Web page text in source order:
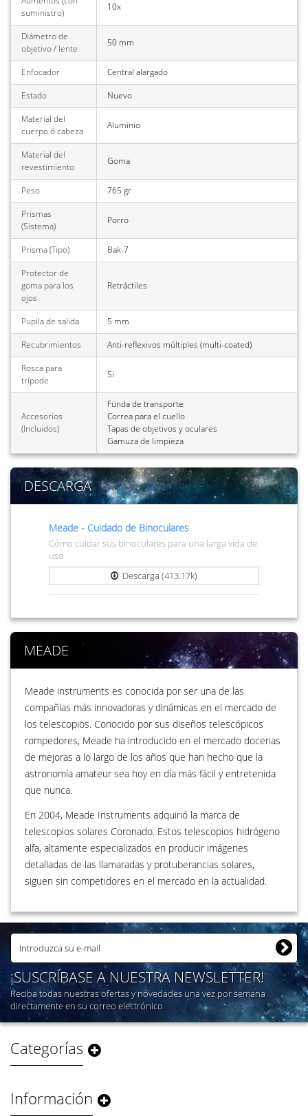
suministro)
10x
Diámetro de
objetivo / lente
50 mm
Enfocador
Central alargado
Estado
Nuevo
Material del
cuerpo ó cabeza
Aluminio
Material del
revestimiento
Goma
Peso
765 gr
Prismas
(Sistema)
Porro
Prisma (Tipo)
Bak-7
Protector de
goma para los
ojos
Retráctiles
Pupila de salida
5 mm
Recubrimientos
Anti-reflexivos múltiples (multi-coated)
Rosca para
trípode
Si
Accesorios
(Incluidos)
Funda de transporte
Correa para el cuello
Tapas de objetivos y oculares
Gamuza de limpieza
DESCARGA
Meade - Cuidado de Binoculares
Cómo cuidar sus binoculares para una larga vida de
uso
Descarga (413.17k)
MEADE
Meade instruments es conocida por ser una de las
compañías más innovadoras y dinámicas en el mercado de
los telescopios. Conocido por sus diseños telescópicos
rompedores, Meade ha introducido en el mercado docenas
de mejoras a lo largo de los años que han hecho que la
astronomía amateur sea hoy en día más fácil y entretenida
que nunca.
En 2004, Meade Instruments adquirió la marca de
telescopios solares Coronado. Estos telescopios hidrógeno
alfa, altamente especializados en producir imágenes
detalladas de las llamaradas y protuberancias solares,
siguen sin competidores en el mercado en la actualidad.
¡SUSCRÍBASE A NUESTRA NEWSLETTER!
Reciba todas nuestras ofertas y novedades una vez por semana
directamente en su correo electrónico
Categorías
Información